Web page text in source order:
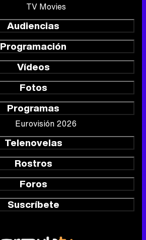
TV Movies
Audiencias
Programación
Vídeos
Fotos
Programas
Eurovisión 2026
Telenovelas
Rostros
Foros
Suscríbete